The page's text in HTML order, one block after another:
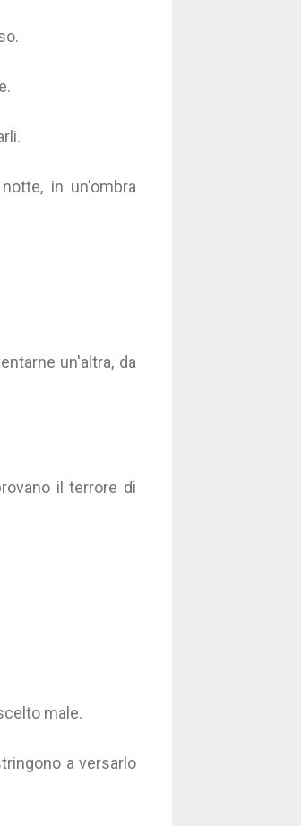
in un'ombra
un'altra, da
il terrore di
male.
a versarlo